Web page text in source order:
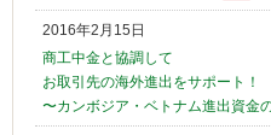
2016年2月15日
商工中金と協調して
お取引先の海外進出をサポート！
〜カンボジア・ベトナム進出資金